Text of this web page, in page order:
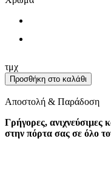
τμχΑρχαϊκό
σκάκι
από
ορείχαλκο
με
γαλάζια/
Προσθήκη στο καλάθι
Αποστολή & Παράδοση
Γρήγορες, ανιχνεύσιμες
στην πόρτα σας σε όλο